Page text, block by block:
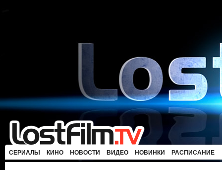
СЕРИАЛЫ КИНО НОВОСТИ ВИДЕО НОВИНКИ РАСПИСАНИЕ